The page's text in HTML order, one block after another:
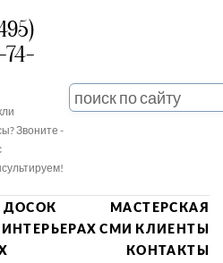
74-
Звоните -
ДОСОК
МАСТЕРСКАЯ
СМИ КЛИЕНТЫ
КОНТАКТЫ